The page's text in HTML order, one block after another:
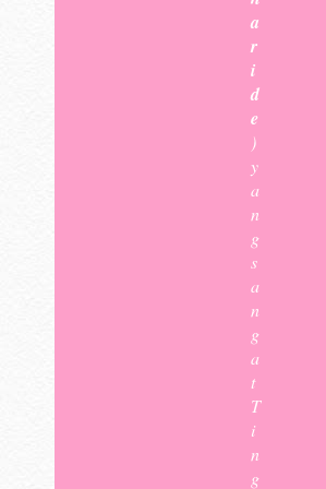
a
r
i
d
e
)
y
a
n
g
s
a
n
g
a
t
T
i
n
g